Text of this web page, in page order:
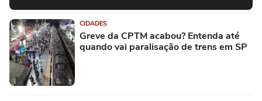
CIDADES
Greve da CPTM acabou? Entenda até
quando vai paralisação de trens em SP